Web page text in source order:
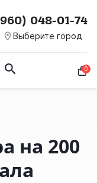
room Выберите город
048-01-74
0
на 200